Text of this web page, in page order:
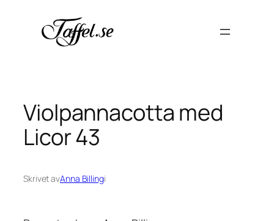
innehåll
Violpannacotta med
Licor 43
Skrivet avAnna Billingi